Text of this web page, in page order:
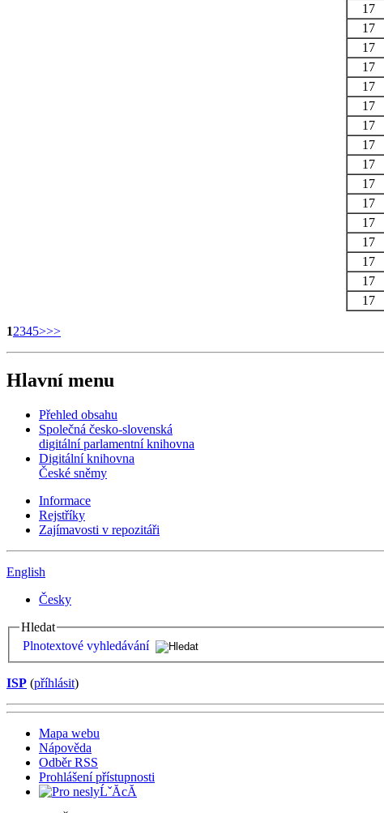
17
17
17
17
17
17
17
17
17
17
17
17
17
17
17
17
12345>>>
Hlavní menu
Přehled obsahu
Společná česko-slovenská
digitální parlamentní knihovna
Digitální knihovna
České sněmy
Informace
Rejstříky
Zajímavosti v repozitáři
English
Česky
Hledat
Plnotextové vyhledávání
ISP (příhlásit)
Mapa webu
Nápověda
Odběr RSS
Prohlášení přístupnosti